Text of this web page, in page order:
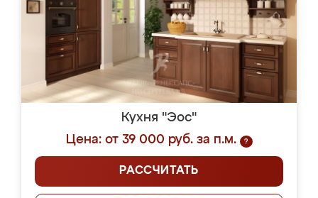
Кухня "Эос"
Цена: от 39 000 руб. за п.м.
?
РАССЧИТАТЬ